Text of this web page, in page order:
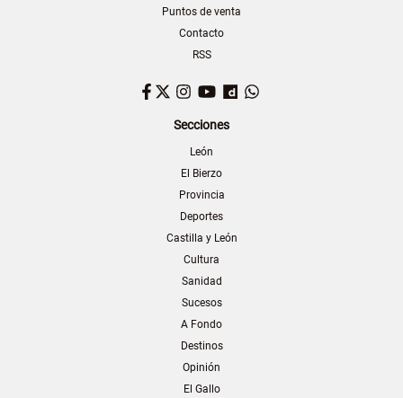
Puntos de venta
Contacto
RSS
Facebook
TwitterInstagram
YouTubeDailymotion
Secciones
León
El Bierzo
Provincia
Deportes
Castilla y León
Cultura
Sanidad
Sucesos
A Fondo
Destinos
Opinión
El Gallo